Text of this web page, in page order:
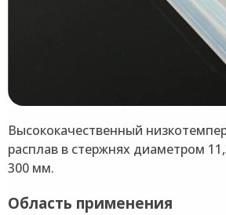
Высококачественный
расплав в стержнях диаметром
300 мм.
Область применения